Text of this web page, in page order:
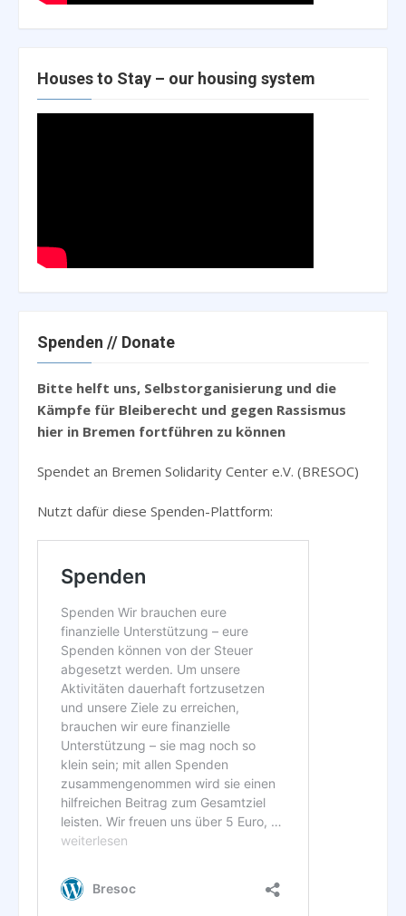
Houses to Stay – our housing system
Spenden // Donate
Bitte helft uns, Selbstorganisierung und die
Kämpfe für Bleiberecht und gegen Rassismus
hier in Bremen fortführen zu können
Spendet an Bremen Solidarity Center e.V. (BRESOC)
Nutzt dafür diese Spenden-Plattform: